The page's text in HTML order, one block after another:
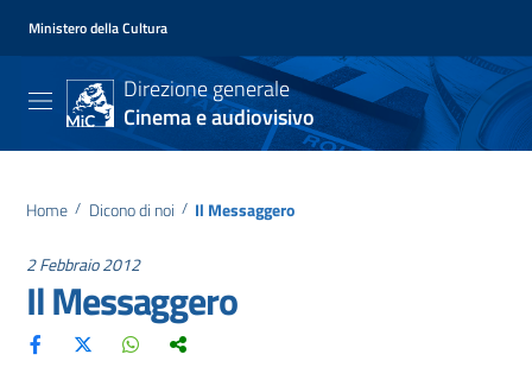
Ministero della Cultura
Direzione generale
Cinema e audiovisivo
Home / Dicono di noi / Il Messaggero
2 Febbraio 2012
Il Messaggero